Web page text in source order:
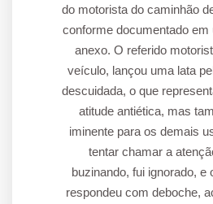
do motorista do caminhão
conforme documentado em
anexo. O referido
veículo, lançou uma lata
descuidada, o que
atitude antiética, mas
iminente para os demais
tentar chamar a
buzinando, fui ignorado, e
respondeu com deboche,